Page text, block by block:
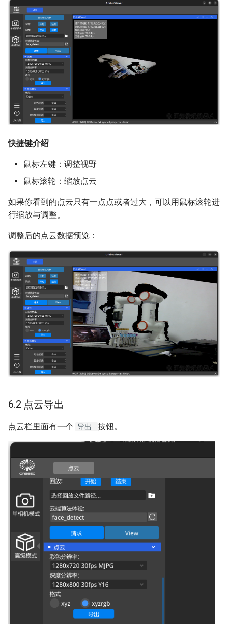
快捷键介绍
鼠标左键：调整视野
鼠标滚轮：缩放点云
如果你看到的点云只有一点点或者过大，可以用鼠标滚轮进
行缩放与调整。
调整后的点云数据预览：
6.2 点云导出
点云栏里面有一个 导出 按钮。